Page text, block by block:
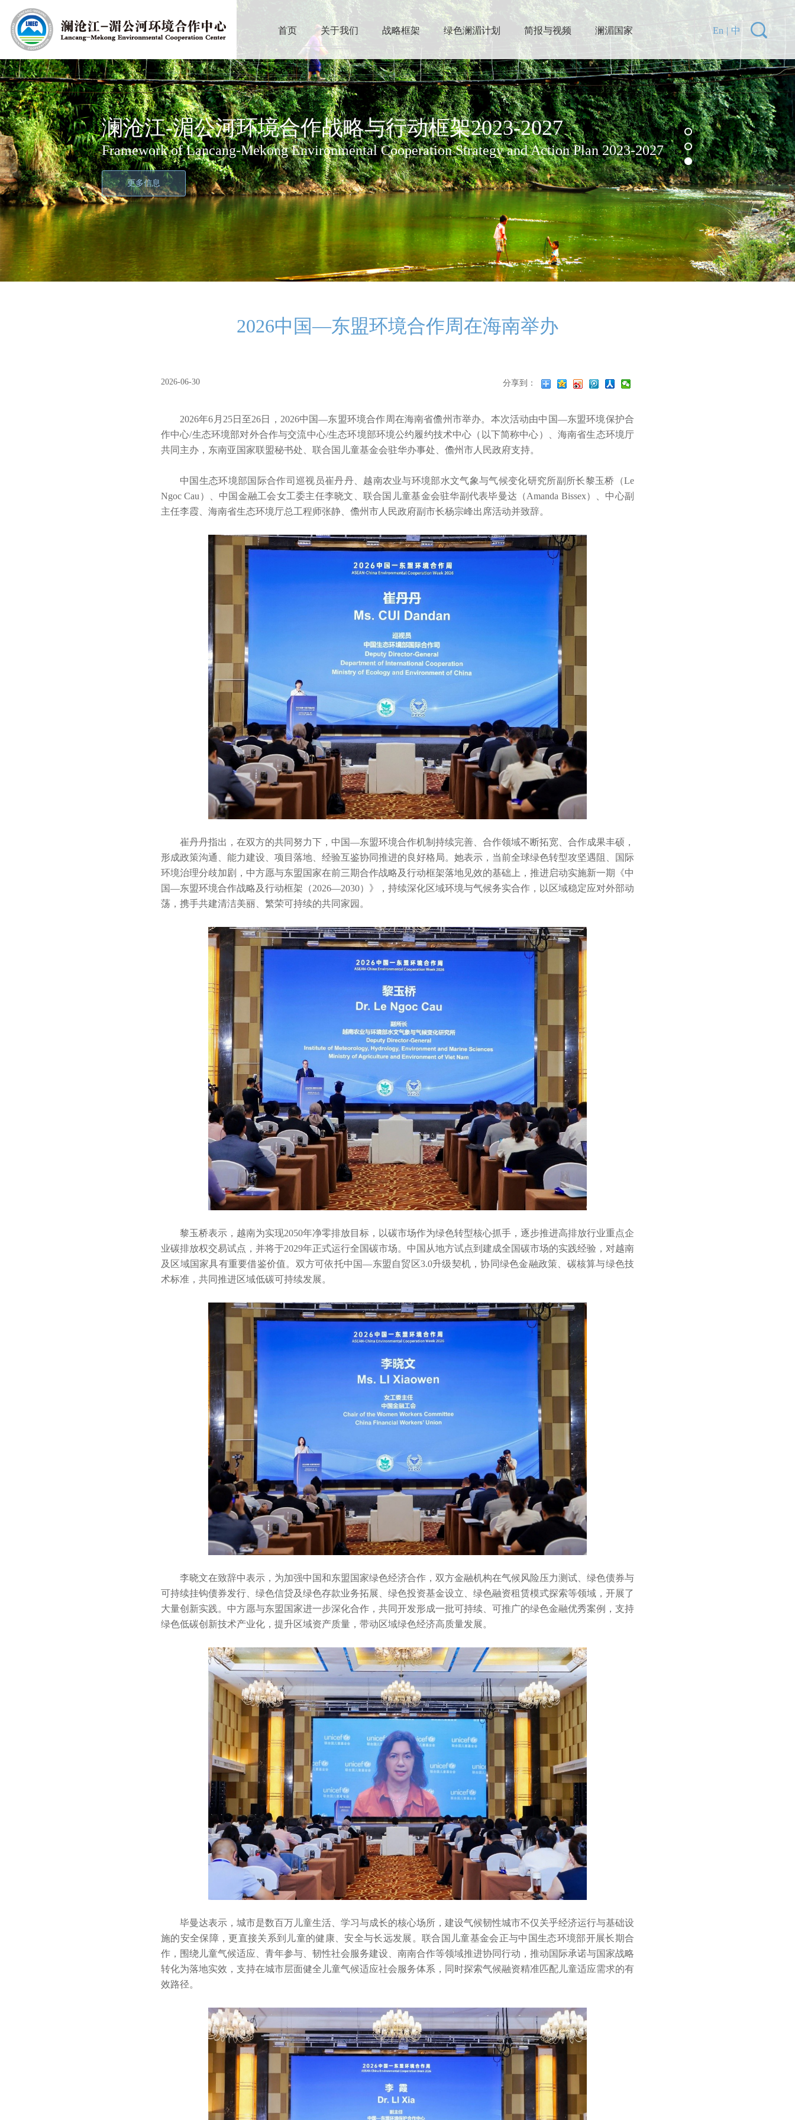
首页 关于我们 战略框架 绿色澜湄计划 简报与视频 澜湄国家 En | 中
澜沧江-湄公河环境合作战略
Lancang-Mekong Environmental Cooperation Strategy
更多信息
绿色澜湄计划
Green Lancang-Mekong Initiative
更多信息
澜沧江-湄公河环境合作战略与行动框架2023-2027
Framework of Lancang-Mekong Environmental Cooperation Strategy and Action Plan 2023-2027
更多信息
2026中国—东盟环境合作周在海南举办
2026-06-30 分享到：
2026年6月25日至26日，2026中国—东盟环境合作周在海南省儋州市举办。本次活动由中国—东盟环境保护合
作中心/生态环境部对外合作与交流中心/生态环境部环境公约履约技术中心（以下简称中心）、海南省生态环境厅
共同主办，东南亚国家联盟秘书处、联合国儿童基金会驻华办事处、儋州市人民政府支持。
中国生态环境部国际合作司巡视员崔丹丹、越南农业与环境部水文气象与气候变化研究所副所长黎玉桥（Le
Ngoc Cau）、中国金融工会女工委主任李晓文、联合国儿童基金会驻华副代表毕曼达（Amanda Bissex）、中心副
主任李霞、海南省生态环境厅总工程师张静、儋州市人民政府副市长杨宗峰出席活动并致辞。
崔丹丹指出，在双方的共同努力下，中国—东盟环境合作机制持续完善、合作领域不断拓宽、合作成果丰硕，
形成政策沟通、能力建设、项目落地、经验互鉴协同推进的良好格局。她表示，当前全球绿色转型攻坚遇阻、国际
环境治理分歧加剧，中方愿与东盟国家在前三期合作战略及行动框架落地见效的基础上，推进启动实施新一期《中
国—东盟环境合作战略及行动框架（2026—2030）》，持续深化区域环境与气候务实合作，以区域稳定应对外部动
荡，携手共建清洁美丽、繁荣可持续的共同家园。
黎玉桥表示，越南为实现2050年净零排放目标，以碳市场作为绿色转型核心抓手，逐步推进高排放行业重点企
业碳排放权交易试点，并将于2029年正式运行全国碳市场。中国从地方试点到建成全国碳市场的实践经验，对越南
及区域国家具有重要借鉴价值。双方可依托中国—东盟自贸区3.0升级契机，协同绿色金融政策、碳核算与绿色技
术标准，共同推进区域低碳可持续发展。
李晓文在致辞中表示，为加强中国和东盟国家绿色经济合作，双方金融机构在气候风险压力测试、绿色债券与
可持续挂钩债券发行、绿色信贷及绿色存款业务拓展、绿色投资基金设立、绿色融资租赁模式探索等领域，开展了
大量创新实践。中方愿与东盟国家进一步深化合作，共同开发形成一批可持续、可推广的绿色金融优秀案例，支持
绿色低碳创新技术产业化，提升区域资产质量，带动区域绿色经济高质量发展。
毕曼达表示，城市是数百万儿童生活、学习与成长的核心场所，建设气候韧性城市不仅关乎经济运行与基础设
施的安全保障，更直接关系到儿童的健康、安全与长远发展。联合国儿童基金会正与中国生态环境部开展长期合
作，围绕儿童气候适应、青年参与、韧性社会服务建设、南南合作等领域推进协同行动，推动国际承诺与国家战略
转化为落地实效，支持在城市层面健全儿童气候适应社会服务体系，同时探索气候融资精准匹配儿童适应需求的有
效路径。